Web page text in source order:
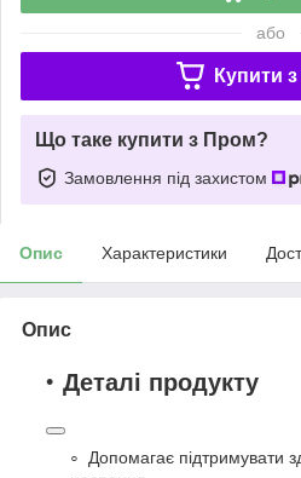
або
Купити з
Що таке купити з Пром?
Замовлення під захистом
Опис Характеристики
Опис
Деталі продукту
Допомагає підтримувати